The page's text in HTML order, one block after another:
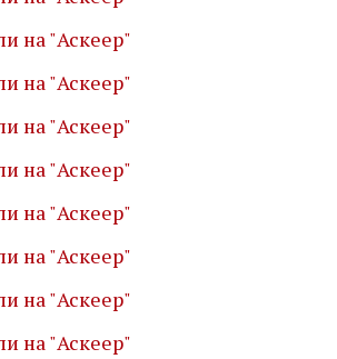
на "Аскеер"
на "Аскеер"
на "Аскеер"
на "Аскеер"
на "Аскеер"
на "Аскеер"
на "Аскеер"
на "Аскеер"